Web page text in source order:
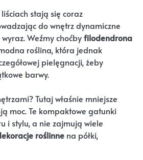
stają się coraz
do wnętrz dynamiczne
Weźmy choćbyfilodendrona
roślina, która jednak
pielęgnacji, żeby
barwy.
Tutaj właśnie mniejsze
moc. Te kompaktowe gatunki
i stylu, a nie zajmują wiele
roślinne na półki,